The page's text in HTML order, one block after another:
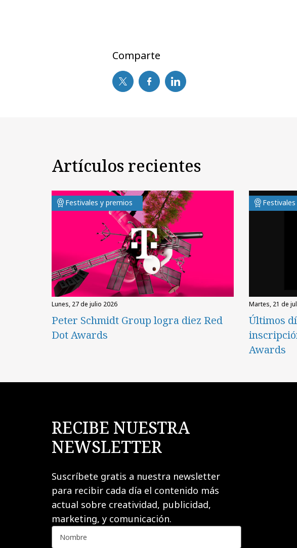
Comparte
Artículos recientes
Festivales y premios
lunes, 27 de julio 2026
Peter Schmidt Group logra diez Red
Dot Awards
martes, 21 de
Últimos
Awards
RECIBE NUESTRA
NEWSLETTER
Suscríbete gratis a nuestra newsletter
para recibir cada día el contenido más
actual sobre creatividad, publicidad,
marketing, y comunicación.